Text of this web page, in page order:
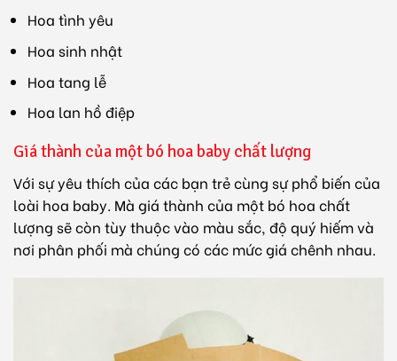
Hoa tình yêu
Hoa sinh nhật
Hoa tang lễ
Hoa lan hồ điệp
Giá thành của một bó hoa baby chất lượng
Với sự yêu thích của các bạn trẻ cùng sự phổ biến của
loài hoa baby. Mà giá thành của một bó hoa chất
lượng sẽ còn tùy thuộc vào màu sắc, độ quý hiếm và
nơi phân phối mà chúng có các mức giá chênh nhau.